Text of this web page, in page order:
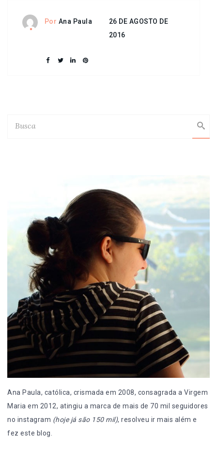
Por Ana Paula
26 DE AGOSTO DE
2016
Ana Paula, católica, crismada em 2008, consagrada a Virgem
Maria em 2012, atingiu a marca de mais de 70 mil seguidores
no instagram (hoje já são 150 mil), resolveu ir mais além e
fez este blog.